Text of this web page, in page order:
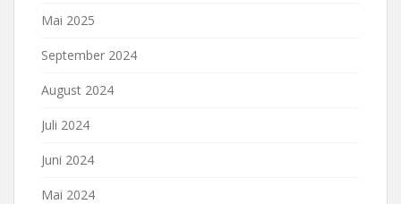
Mai 2025
September 2024
August 2024
Juli 2024
Juni 2024
Mai 2024